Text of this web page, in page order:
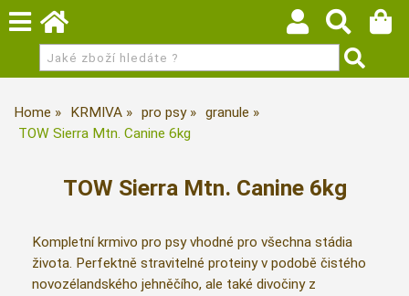
Home KRMIVA pro psy
granule
TOW Sierra Mtn. Canine 6kg
TOW Sierra Mtn. Canine 6kg
Kompletní krmivo pro psy vhodné pro všechna stádia
života. Perfektně stravitelné proteiny v podobě čistého
novozélandského jehněčího, ale také divočiny z